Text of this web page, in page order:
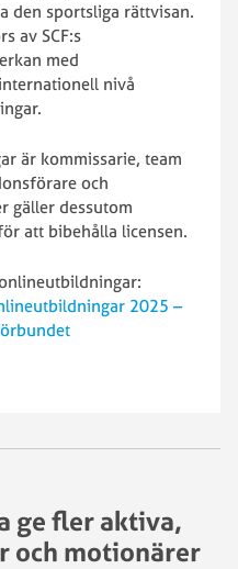
den sportsliga rättvisan.
av SCF:s
med
nivå
är kommissarie, team
och
gäller dessutom
att bibehålla licensen.
2025 –
ge fler aktiva,
och motionärer